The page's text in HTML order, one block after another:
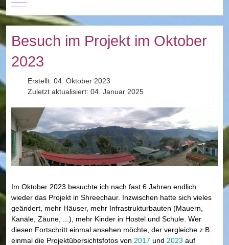
Mobile Menu Toggle
Besuch im Projekt im Oktober
2023
Erstellt: 04. Oktober 2023
Zuletzt aktualisiert: 04. Januar 2025
Im Oktober 2023 besuchte ich nach fast 6 Jahren endlich
wieder das Projekt in Shreechaur. Inzwischen hatte sich vieles
geändert, mehr Häuser, mehr Infrastrukturbauten (Mauern,
Kanäle, Zäune, ...), mehr Kinder in Hostel und Schule. Wer
diesen Fortschritt einmal ansehen möchte, der vergleiche z.B.
einmal die Projektübersichtsfotos von 2017 und 2023 auf